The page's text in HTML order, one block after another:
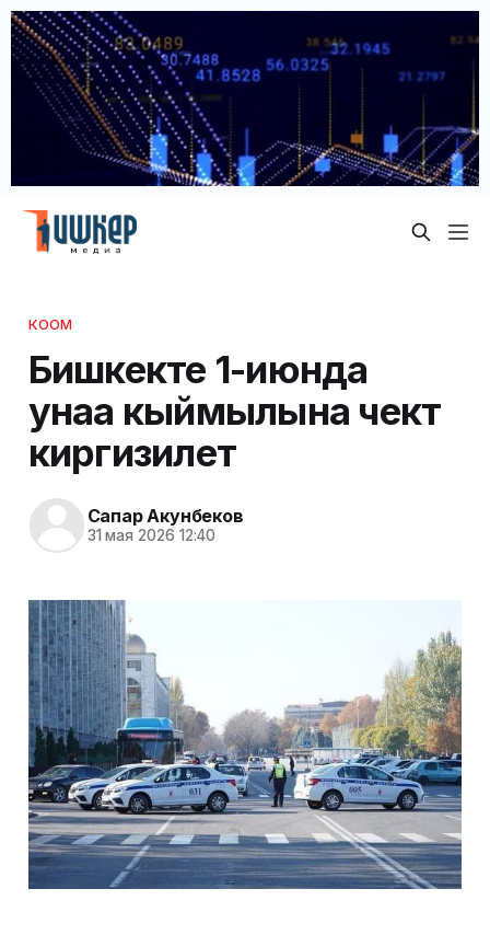
КООМ
Бишкекте 1-июнда
унаа кыймылына чектөө
киргизилет
Сапар Акунбеков
31 мая 2026 12:40